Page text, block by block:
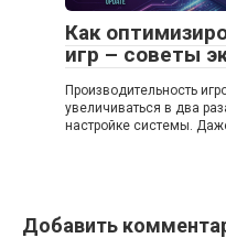
Как
игр – советы
Производительность
увеличиваться в два
настройке системы.
Добавить